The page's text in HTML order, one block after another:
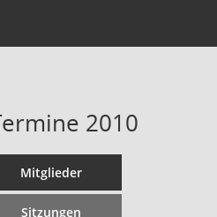
2010
Mitglieder
Sitzungen